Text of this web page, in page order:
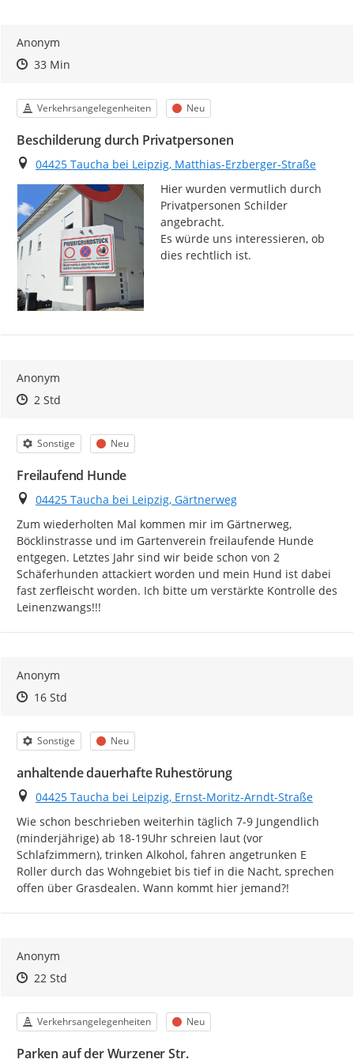
Anonym
Zeitpunkt des Erstellens
Zeitpunkt des Erstellens
33 MinZur Äußerung
Kategorie
Verkehrsangelegenheiten Status
Neu
Beschilderung durch Privatpersonen
Ort
04425 Taucha bei Leipzig, Matthias-Erzberger-Straße
Hier wurden vermutlich durch
Privatpersonen Schilder
angebracht.
Es würde uns interessieren, ob
dies rechtlich ist.
Anonym
Zeitpunkt des Erstellens
Zeitpunkt des Erstellens
2 StdZur Äußerung
Kategorie
Sonstige Status
Neu
Freilaufend Hunde
Ort
04425 Taucha bei Leipzig, Gärtnerweg
Zum wiederholten Mal kommen mir im Gärtnerweg,
Böcklinstrasse und im Gartenverein freilaufende Hunde
entgegen. Letztes Jahr sind wir beide schon von 2
Schäferhunden attackiert worden und mein Hund ist dabei
fast zerfleischt worden. Ich bitte um verstärkte Kontrolle des
Leinenzwangs!!!
Anonym
Zeitpunkt des Erstellens
Zeitpunkt des Erstellens
16 StdZur Äußerung
Kategorie
Sonstige Status
Neu
anhaltende dauerhafte Ruhestörung
Ort
04425 Taucha bei Leipzig, Ernst-Moritz-Arndt-Straße
Wie schon beschrieben weiterhin täglich 7-9 Jungendlich
(minderjährige) ab 18-19Uhr schreien laut (vor
Schlafzimmern), trinken Alkohol, fahren angetrunken E
Roller durch das Wohngebiet bis tief in die Nacht, sprechen
offen über Grasdealen. Wann kommt hier jemand?!
Anonym
Zeitpunkt des Erstellens
Zeitpunkt des Erstellens
22 StdZur Äußerung
Kategorie
Verkehrsangelegenheiten Status
Neu
Parken auf der Wurzener Str.